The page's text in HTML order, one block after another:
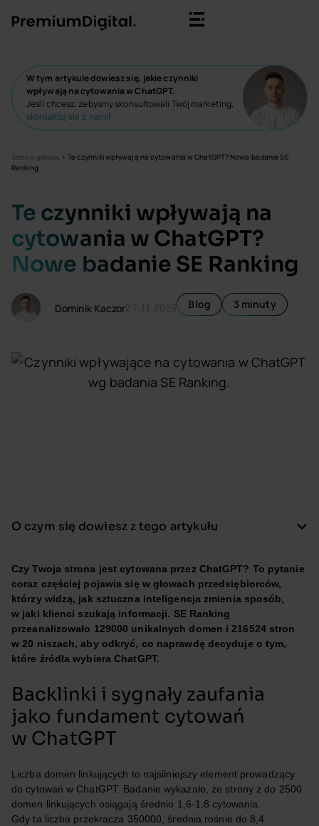
Strona główna > Te czynniki wpływają na cytowania w ChatGPT? Nowe badanie SE
Ranking
W tym artykule dowiesz się, jakie czynniki
wpływają na cytowania w ChatGPT.
Jeśli chcesz, żebyśmy skonsultowali Twój marketing,
skontaktuj się z nami!
Te czynniki wpływają na
cytowania w ChatGPT?
Nowe badanie SE Ranking
Dominik Kaczor 27.11.2025 Blog 3 minuty
O czym się dowiesz z tego artykułu
Czy Twoja strona jest cytowana przez ChatGPT? To pytanie
coraz częściej pojawia się w głowach przedsiębiorców,
którzy widzą, jak sztuczna inteligencja zmienia sposób,
w jaki klienci szukają informacji. SE Ranking
przeanalizowało 129000 unikalnych domen i 216524 stron
w 20 niszach, aby odkryć, co naprawdę decyduje o tym,
które źródła wybiera ChatGPT.
Backlinki i sygnały zaufania
jako fundament cytowań
w ChatGPT
Liczba domen linkujących to najsilniejszy element prowadzący
do cytowań w ChatGPT. Badanie wykazało, że strony z do 2500
domen linkujących osiągają średnio 1,6-1,8 cytowania.
Gdy ta liczba przekracza 350000, średnia rośnie do 8,4